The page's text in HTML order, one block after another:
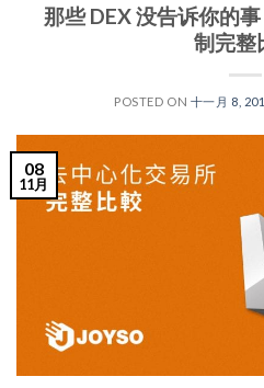
那些 DEX 没告诉你的
制完整
POSTED ON 十一月 8,
08
11月